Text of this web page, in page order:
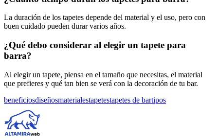
La duración de los tapetes depende del material y el uso, pero con
buen cuidado pueden durar varios años.
¿Qué debo considerar al elegir un tapete para
barra?
Al elegir un tapete, piensa en el tamaño que necesitas, el material
que prefieres y qué tan bien se verá con la decoración de tu bar.
Etiquetas:
beneficiosdiseñosmaterialestapetestapetes de bartipos